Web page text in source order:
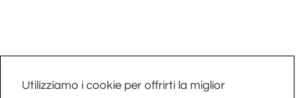
Utilizziamo i cookie per offrirti la miglior